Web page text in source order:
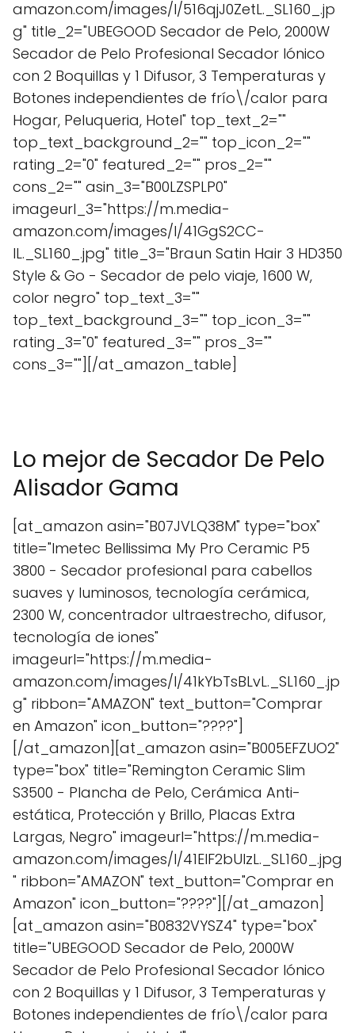
amazon.com/images/I/516qjJ0ZetL._SL160_.jp
g" title_2="UBEGOOD Secador de Pelo, 2000W
Secador de Pelo Profesional Secador Iónico
con 2 Boquillas y 1 Difusor, 3 Temperaturas y
Botones independientes de frío\/calor para
Hogar, Peluqueria, Hotel" top_text_2=""
top_text_background_2="" top_icon_2=""
rating_2="0" featured_2="" pros_2=""
cons_2="" asin_3="B00LZSPLP0"
imageurl_3="https://m.media-
amazon.com/images/I/41GgS2CC-
IL._SL160_.jpg" title_3="Braun Satin Hair 3 HD350
Style & Go - Secador de pelo viaje, 1600 W,
color negro" top_text_3=""
top_text_background_3="" top_icon_3=""
rating_3="0" featured_3="" pros_3=""
cons_3=""][/at_amazon_table]
Lo mejor de Secador De Pelo
Alisador Gama
[at_amazon asin="B07JVLQ38M" type="box"
title="Imetec Bellissima My Pro Ceramic P5
3800 - Secador profesional para cabellos
suaves y luminosos, tecnología cerámica,
2300 W, concentrador ultraestrecho, difusor,
tecnología de iones"
imageurl="https://m.media-
amazon.com/images/I/41kYbTsBLvL._SL160_.jp
g" ribbon="AMAZON" text_button="Comprar
en Amazon" icon_button="????"]
[/at_amazon][at_amazon asin="B005EFZUO2"
type="box" title="Remington Ceramic Slim
S3500 - Plancha de Pelo, Cerámica Anti-
estática, Protección y Brillo, Placas Extra
Largas, Negro" imageurl="https://m.media-
amazon.com/images/I/41ElF2bUlzL._SL160_.jpg
" ribbon="AMAZON" text_button="Comprar en
Amazon" icon_button="????"][/at_amazon]
[at_amazon asin="B0832VYSZ4" type="box"
title="UBEGOOD Secador de Pelo, 2000W
Secador de Pelo Profesional Secador Iónico
con 2 Boquillas y 1 Difusor, 3 Temperaturas y
Botones independientes de frío\/calor para